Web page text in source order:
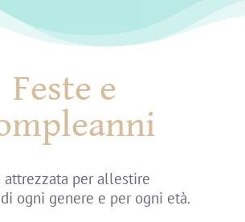
Feste e
attrezzata per allestire
ogni genere e per ogni età.